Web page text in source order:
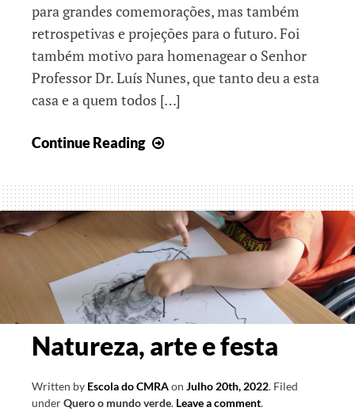
para grandes comemorações, mas também
retrospetivas e projeções para o futuro. Foi
também motivo para homenagear o Senhor
Professor Dr. Luís Nunes, que tanto deu a esta
casa e a quem todos […]
Continue Reading
do
Hospital
De
Dona
Estefânia
Natureza, arte e festa
Written by Escola do CMRAon Julho 20th, 2022. Filed
underQuero o mundo verde. Leave a comment.